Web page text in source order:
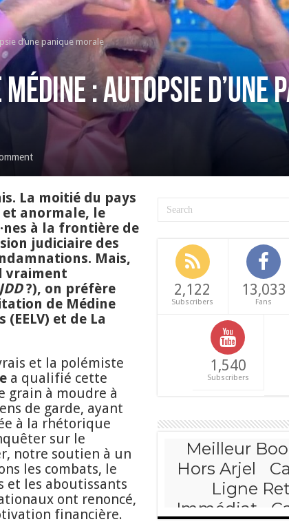
d’une panique morale
: autopsie d’une
La moitié du pays
anormale, le
·nes à la frontière de
judiciaire des
Mais,
vraiment
JDD?), on préfère
de Médine
(EELV) et de La
et la polémiste
a qualifié cette
grain à moudre à
de garde, ayant
à la rhétorique
sur le
notre soutien à un
les combats, le
et les aboutissants
ont renoncé,
financière.
2,122
Subscribers
13,033
Fans
1,540
Subscribers